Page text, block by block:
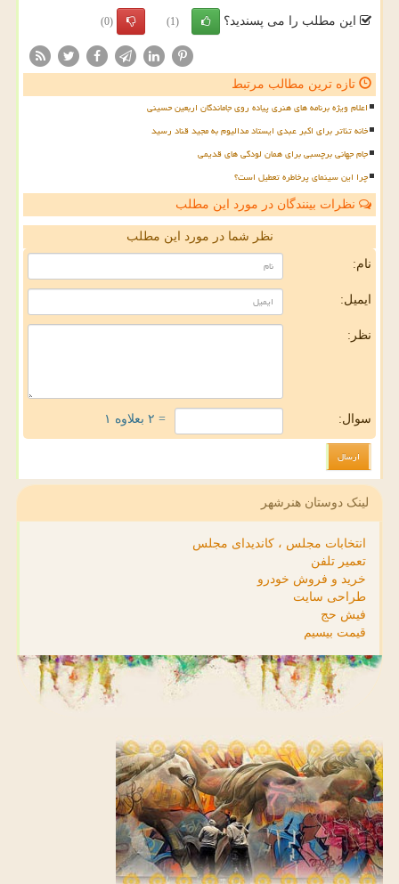
این مطلب را می پسندید؟ (1)
(0)
تازه ترین مطالب مرتبط
اعلام ویژه برنامه های هنری پیاده روی جاماندگان اربعین حسینی
خانه تئاتر برای اکبر عبدی ایستاد مدالیوم به مجید قناد رسید
جام جهانی برچسبی برای همان لودگی های قدیمی
چرا این سینمای پرخاطره تعطیل است؟
نظرات بینندگان در مورد این مطلب
نظر شما در مورد این مطلب
نام:
ایمیل:
نظر:
سوال: = ۲ بعلاوه ۱
لینک دوستان هنرشهر
انتخابات مجلس ، کاندیدای مجلس
تعمیر تلفن
خرید و فروش خودرو
طراحی سایت
فیش حج
قیمت بیسیم